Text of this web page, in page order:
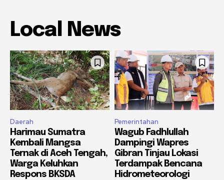
Local News
Daerah
Harimau Sumatra
Kembali Mangsa
Ternak di Aceh Tengah,
Warga Keluhkan
Respons BKSDA
Pemerintahan
Wagub Fadhlullah
Dampingi Wapres
Gibran Tinjau Lokasi
Terdampak Bencana
Hidrometeorologi